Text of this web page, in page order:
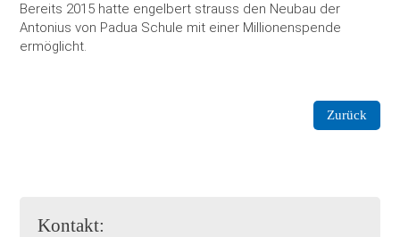
Bereits 2015 hatte engelbert strauss den Neubau der
Antonius von Padua Schule mit einer Millionenspende
ermöglicht.
Zurück
Kontakt: